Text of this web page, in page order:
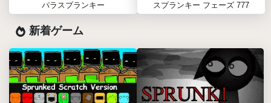
パラスプランキー スプランキー フェーズ 777
新着ゲーム